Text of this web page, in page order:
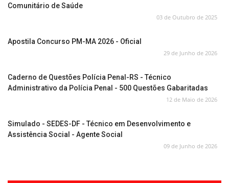
Comunitário de Saúde
03 de Outubro de 2025
Apostila Concurso PM-MA 2026 - Oficial
29 de Junho de 2026
Caderno de Questões Polícia Penal-RS - Técnico
Administrativo da Polícia Penal - 500 Questões Gabaritadas
12 de Maio de 2026
Simulado - SEDES-DF - Técnico em Desenvolvimento e
Assistência Social - Agente Social
09 de Junho de 2026